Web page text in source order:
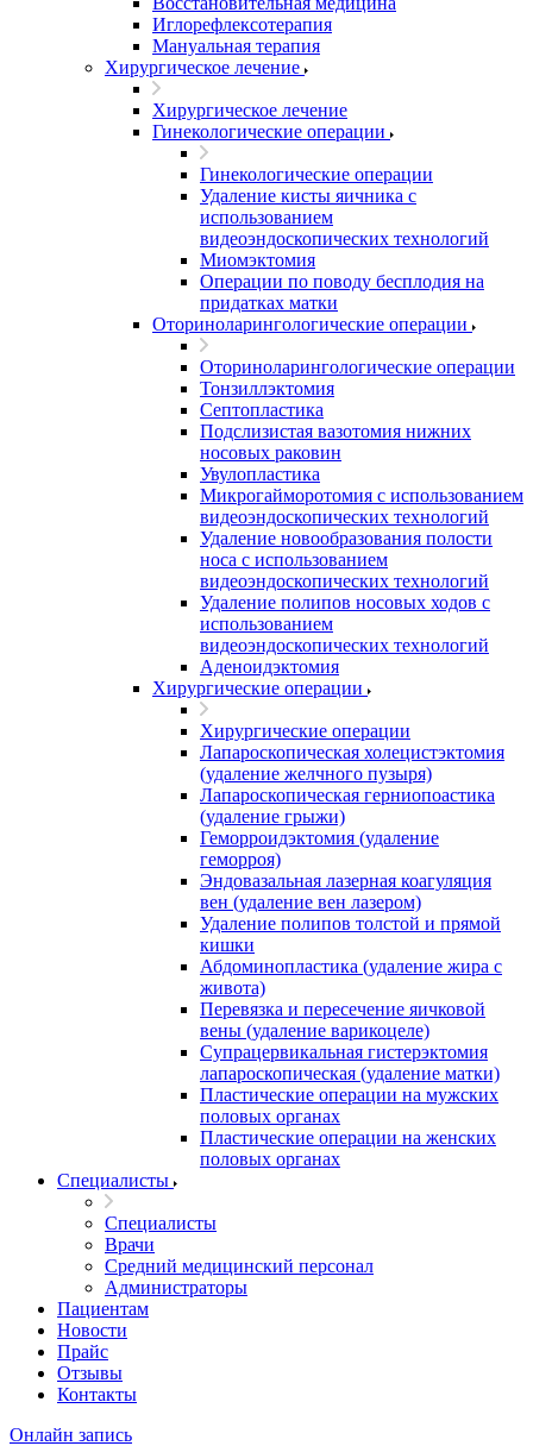
Иглорефлексотерапия
Мануальная терапия
Хирургическое лечение
Хирургическое лечение
Гинекологические операции
Гинекологические операции
Удаление кисты яичника с
использованием
видеоэндоскопических технологий
Миомэктомия
Операции по поводу бесплодия на
придатках матки
Оториноларингологические операции
Оториноларингологические операции
Тонзиллэктомия
Септопластика
Подслизистая вазотомия нижних
носовых раковин
Увулопластика
Микрогайморотомия с использованием
видеоэндоскопических технологий
Удаление новообразования полости
носа с использованием
видеоэндоскопических технологий
Удаление полипов носовых ходов с
использованием
видеоэндоскопических технологий
Аденоидэктомия
Хирургические операции
Хирургические операции
Лапароскопическая холецистэктомия
(удаление желчного пузыря)
Лапароскопическая герниопоастика
(удаление грыжи)
Геморроидэктомия (удаление
геморроя)
Эндовазальная лазерная коагуляция
вен (удаление вен лазером)
Удаление полипов толстой и прямой
кишки
Абдоминопластика (удаление жира с
живота)
Перевязка и пересечение яичковой
вены (удаление варикоцеле)
Супрацервикальная гистерэктомия
лапароскопическая (удаление матки)
Пластические операции на мужских
половых органах
Пластические операции на женских
половых органах
Специалисты
Специалисты
Врачи
Средний медицинский персонал
Администраторы
Пациентам
Новости
Прайс
Отзывы
Контакты
Онлайн запись